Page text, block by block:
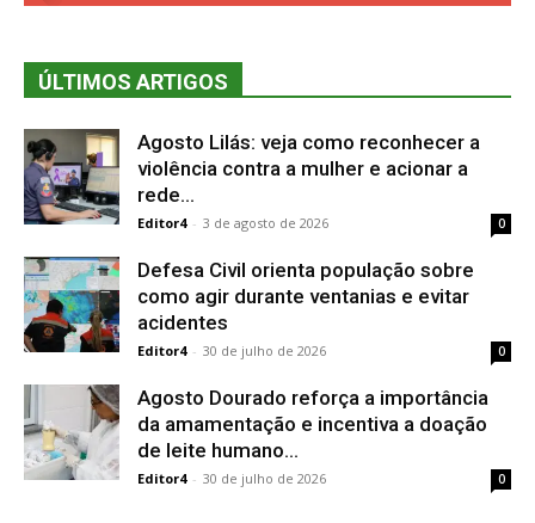
ÚLTIMOS ARTIGOS
Agosto Lilás: veja como reconhecer a
violência contra a mulher e acionar a
rede...
Editor4 - 3 de agosto de 2026 0
Defesa Civil orienta população sobre
como agir durante ventanias e evitar
acidentes
Editor4 - 30 de julho de 2026 0
Agosto Dourado reforça a importância
da amamentação e incentiva a doação
de leite humano...
Editor4 - 30 de julho de 2026 0